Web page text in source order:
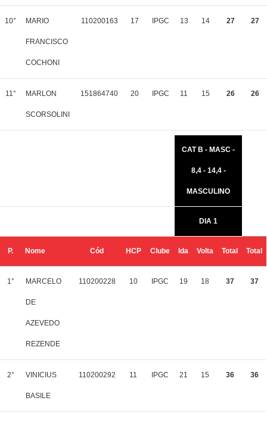
10° MARIO
FRANCISCO
COCHONI
110200163 17 IPGC 13 14 27 27
11° MARLON
SCORSOLINI
151864740 20 IPGC 11 15 26 26
CAT B - MASC -
8,4 - 14,4 -
MASCULINO
DIA 1
P. Nome Cód HCP Clube Ida Volta Total Total
1° MARCELO
DE
AZEVEDO
REZENDE
110200228 10 IPGC 19 18 37 37
2° VINICIUS
BASILE
110200292 11 IPGC 21 15 36 36